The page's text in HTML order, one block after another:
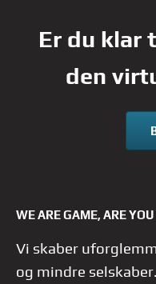
Er du klar
den
WE ARE GAME, ARE
Vi skaber
og mindre